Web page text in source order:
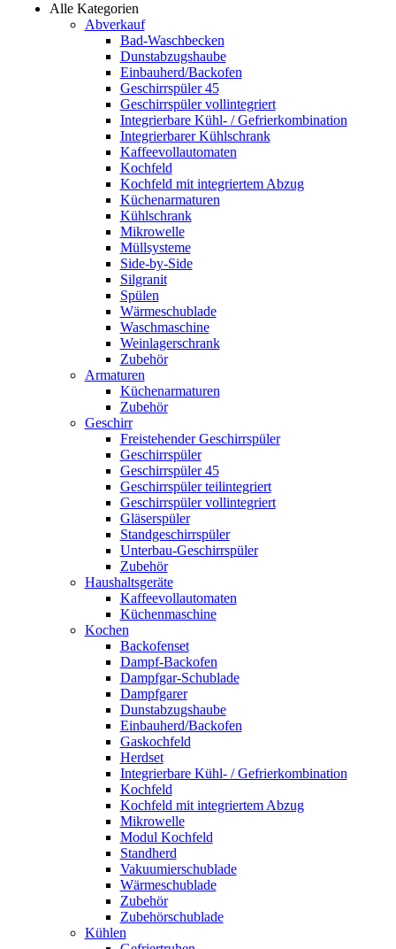
Alle Kategorien
Abverkauf
Bad-Waschbecken
Dunstabzugshaube
Einbauherd/Backofen
Geschirrspüler 45
Geschirrspüler vollintegriert
Integrierbare Kühl- / Gefrierkombination
Integrierbarer Kühlschrank
Kaffeevollautomaten
Kochfeld
Kochfeld mit integriertem Abzug
Küchenarmaturen
Kühlschrank
Mikrowelle
Müllsysteme
Side-by-Side
Silgranit
Spülen
Wärmeschublade
Waschmaschine
Weinlagerschrank
Zubehör
Armaturen
Küchenarmaturen
Zubehör
Geschirr
Freistehender Geschirrspüler
Geschirrspüler
Geschirrspüler 45
Geschirrspüler teilintegriert
Geschirrspüler vollintegriert
Gläserspüler
Standgeschirrspüler
Unterbau-Geschirrspüler
Zubehör
Haushaltsgeräte
Kaffeevollautomaten
Küchenmaschine
Kochen
Backofenset
Dampf-Backofen
Dampfgar-Schublade
Dampfgarer
Dunstabzugshaube
Einbauherd/Backofen
Gaskochfeld
Herdset
Integrierbare Kühl- / Gefrierkombination
Kochfeld
Kochfeld mit integriertem Abzug
Mikrowelle
Modul Kochfeld
Standherd
Vakuumierschublade
Wärmeschublade
Zubehör
Zubehörschublade
Kühlen